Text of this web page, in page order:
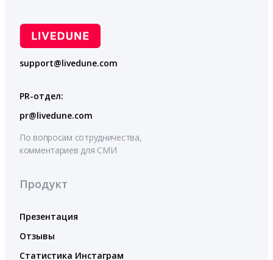
support@livedune.com
PR-отдел:
pr@livedune.com
По вопросам сотрудничества,
комментариев для СМИ
Продукт
Презентация
Отзывы
Статистика Инстаграм